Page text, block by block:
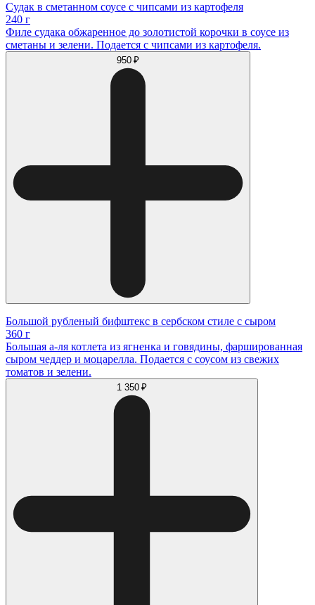
Судак в сметанном соусе с чипсами из картофеля
240 г
Филе судака обжаренное до золотистой корочки в соусе из
сметаны и зелени. Подается с чипсами из картофеля.
950 ₽
Большой рубленый бифштекс в сербском стиле с сыром
360 г
Большая а-ля котлета из ягненка и говядины, фаршированная
сыром чеддер и моцарелла. Подается с соусом из свежих
томатов и зелени.
1 350 ₽